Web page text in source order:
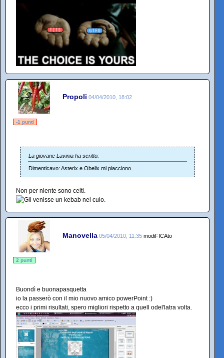
Propoli 04/04/2010, 18:02
-1 punti
La giovane Lavinia ha scritto:
Dimenticavo: Asterix e Obelix mi piacciono.
Non per niente sono celti.
Manovella 05/04/2010, 11:35 modiFICAto
2 punti
Buondì e buonapasquetta
io la passerò con il mio nuovo amico powerPoint :)
ecco i primi risultati, spero migliori rispetto a quell odel'latra volta.